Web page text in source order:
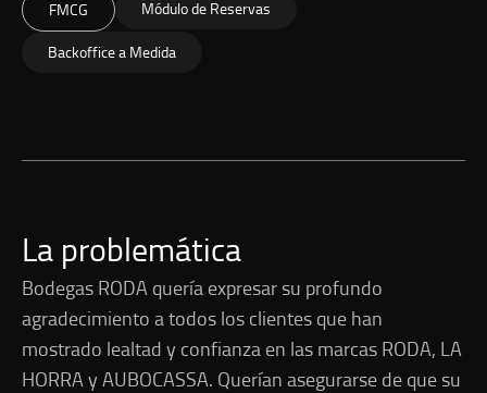
FMCG Módulo de Reservas
Backoffice a Medida
La problemática
Bodegas RODA quería expresar su profundo
agradecimiento a todos los clientes que han
mostrado lealtad y confianza en las marcas RODA, LA
HORRA y AUBOCASSA. Querían asegurarse de que su